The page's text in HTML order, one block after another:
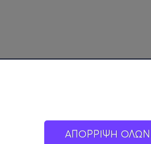
ΑΠΟΡΡΙΨΗ ΟΛΩΝ